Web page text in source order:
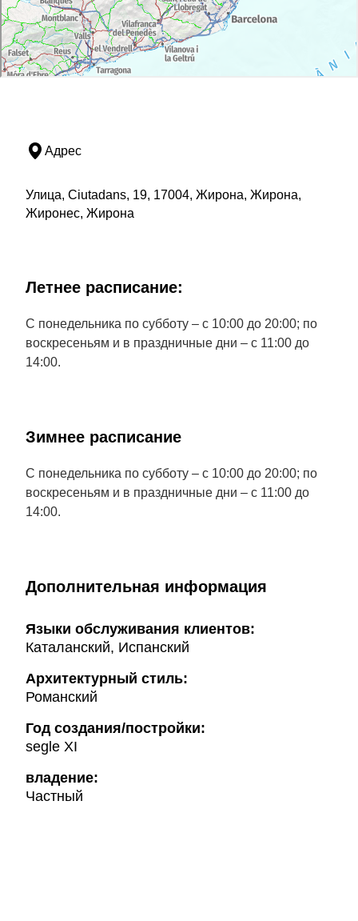
Адрес
Улица, Ciutadans, 19, 17004, Жирона, Жирона,
Жиронес, Жирона
Летнее расписание:
С понедельника по субботу – с 10:00 до 20:00; по
воскресеньям и в праздничные дни – с 11:00 до
14:00.
Зимнее расписание
С понедельника по субботу – с 10:00 до 20:00; по
воскресеньям и в праздничные дни – с 11:00 до
14:00.
Дополнительная информация
Языки обслуживания клиентов:
Каталанский, Испанский
Архитектурный стиль:
Романский
Год создания/постройки:
segle XI
владение:
Частный